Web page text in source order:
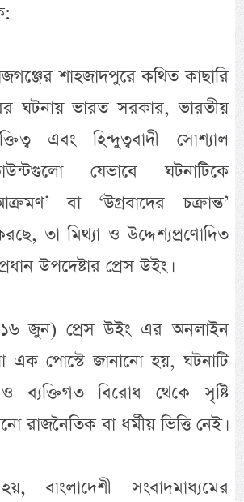
শাহজাদপুরে কথিত কাছারি
ঘটনায় ভারত সরকার, ভারতীয়
এবং হিন্দুত্ববাদী সোশ্যাল
যেভাবে ঘটনাটিকে
বা ‘উগ্রবাদের চক্রান্ত’
তা মিথ্যা ও উদ্দেশ্যপ্রণোদিত
উপদেষ্টার প্রেস উইং।
জুন) প্রেস উইং এর অনলাইন
এক পোস্টে জানানো হয়, ঘটনাটি
ব্যক্তিগত বিরোধ থেকে সৃষ্টি
রাজনৈতিক বা ধর্মীয় ভিত্তি নেই।
বাংলাদেশী সংবাদমাধ্যমের